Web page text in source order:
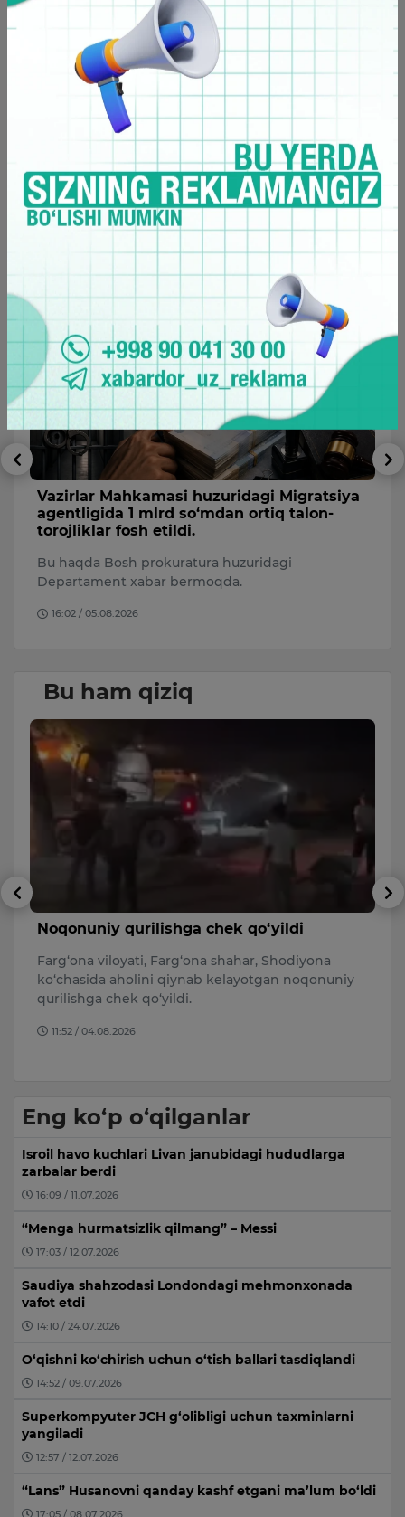
O‘zbekiston Barchasi
Vazirlar Mahkamasi huzuridagi Migratsiya
agentligida 1 mlrd so‘mdan ortiq talon-
torojliklar fosh etildi.
Bu haqda Bosh prokuratura huzuridagi
Departament xabar bermoqda.
16:02 / 05.08.2026
Bu ham qiziq
Noqonuniy qurilishga chek qo‘yildi
Farg‘ona viloyati, Farg‘ona shahar, Shodiyona
ko‘chasida aholini qiynab kelayotgan noqonuniy
qurilishga chek qo‘yildi.
11:52 / 04.08.2026
Eng ko‘p o‘qilganlar
Isroil havo kuchlari Livan janubidagi hududlarga
zarbalar berdi
16:09 / 11.07.2026
“Menga hurmatsizlik qilmang” – Messi
17:03 / 12.07.2026
Saudiya shahzodasi Londondagi mehmonxonada
vafot etdi
14:10 / 24.07.2026
O‘qishni ko‘chirish uchun o‘tish ballari tasdiqlandi
14:52 / 09.07.2026
Superkompyuter JCH g‘olibligi uchun taxminlarni
yangiladi
12:57 / 12.07.2026
“Lans” Husanovni qanday kashf etgani ma’lum bo‘ldi
17:05 / 08.07.2026